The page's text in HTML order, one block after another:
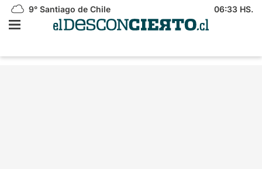
9° Santiago de Chile 06:33 HS.